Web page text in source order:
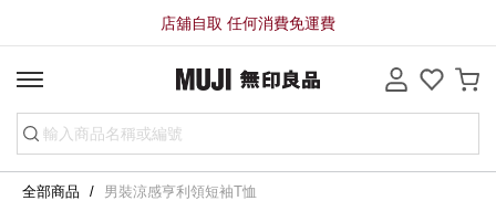
店舖自取 任何消費免運費
全部商品 男裝涼感亨利領短袖T恤